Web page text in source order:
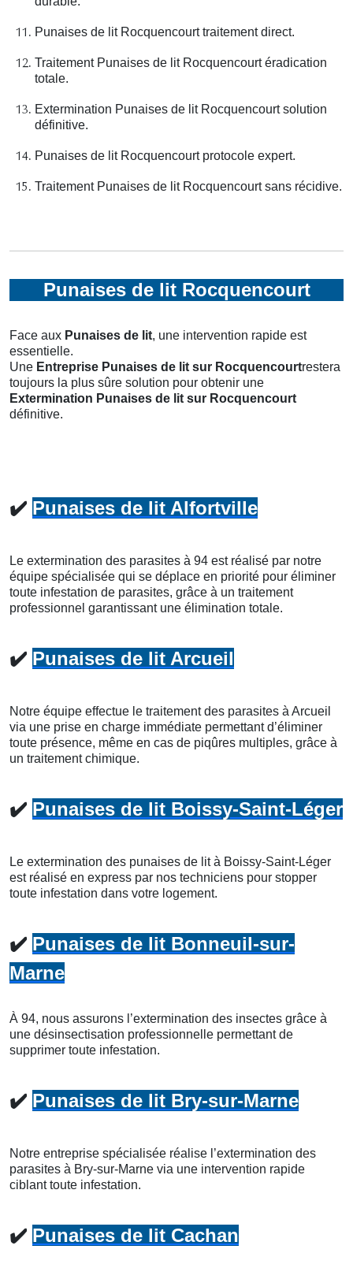
Punaises de lit Rocquencourt traitement direct.
Traitement Punaises de lit Rocquencourt éradication
totale.
Extermination Punaises de lit Rocquencourt solution
définitive.
Punaises de lit Rocquencourt protocole expert.
Traitement Punaises de lit Rocquencourt sans récidive.
Punaises de lit Rocquencourt
Face aux Punaises de lit, une intervention rapide est
essentielle.
Une Entreprise Punaises de lit sur Rocquencourtrestera
toujours la plus sûre solution pour obtenir une
Extermination Punaises de lit sur Rocquencourt
définitive.
✔️ Punaises de lit Alfortville
Le extermination des parasites à 94 est réalisé par notre
équipe spécialisée qui se déplace en priorité pour éliminer
toute infestation de parasites, grâce à un traitement
professionnel garantissant une élimination totale.
✔️ Punaises de lit Arcueil
Notre équipe effectue le traitement des parasites à Arcueil
via une prise en charge immédiate permettant d’éliminer
toute présence, même en cas de piqûres multiples, grâce à
un traitement chimique.
✔️ Punaises de lit Boissy-Saint-Léger
Le extermination des punaises de lit à Boissy-Saint-Léger
est réalisé en express par nos techniciens pour stopper
toute infestation dans votre logement.
✔️ Punaises de lit Bonneuil-sur-
Marne
À 94, nous assurons l’extermination des insectes grâce à
une désinsectisation professionnelle permettant de
supprimer toute infestation.
✔️ Punaises de lit Bry-sur-Marne
Notre entreprise spécialisée réalise l’extermination des
parasites à Bry-sur-Marne via une intervention rapide
ciblant toute infestation.
✔️ Punaises de lit Cachan